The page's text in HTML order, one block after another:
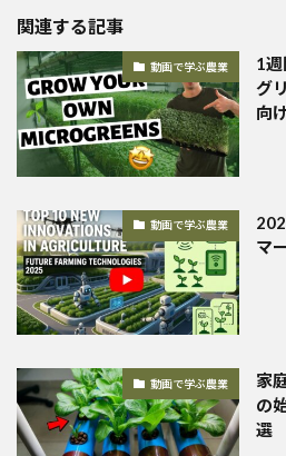
関連する記事
動画で学ぶ農業
1
グ
向
動画で学ぶ農業
マ
動画で学ぶ農業
家
の
選